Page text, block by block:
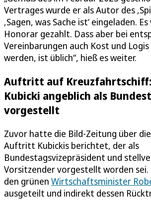
Vertrages wurde er als Autor des
‚Sagen, was Sache ist‘ eingeladen.
Honorar gezahlt. Dass aber bei
Vereinbarungen auch Kost und
werden, ist üblich“, hieß es weiter.
Auftritt auf
Kubicki angeblich als
vorgestellt
Zuvor hatte die Bild-Zeitung über
Auftritt Kubickis berichtet, der als
Bundestagsvizepräsident und
Vorsitzender vorgestellt worden sei.
den grünen Wirtschaftsminister
ausgeteilt und indirekt dessen